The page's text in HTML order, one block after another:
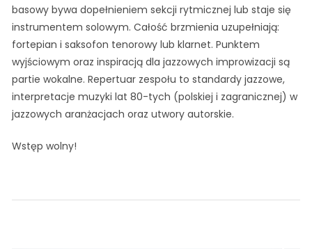
basowy bywa dopełnieniem sekcji rytmicznej lub staje się
instrumentem solowym. Całość brzmienia uzupełniają:
fortepian i saksofon tenorowy lub klarnet. Punktem
wyjściowym oraz inspiracją dla jazzowych improwizacji są
partie wokalne. Repertuar zespołu to standardy jazzowe,
interpretacje muzyki lat 80-tych (polskiej i zagranicznej) w
jazzowych aranżacjach oraz utwory autorskie.
Wstęp wolny!